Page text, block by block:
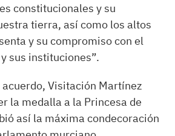
constitucionales y su
tierra, así como los altos
y su compromiso con el
sus instituciones”.
Visitación Martínez
la medalla a la Princesa de
así la máxima condecoración